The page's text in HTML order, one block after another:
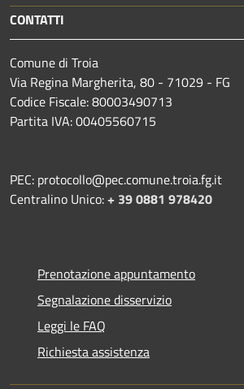
CONTATTI
Comune di Troia
Via Regina Margherita, 80 - 71029 - FG
Codice Fiscale: 80003490713
Partita IVA: 00405560715
PEC: protocollo@pec.comune.troia.fg.it
Centralino Unico:+ 39 0881 978420
Prenotazione appuntamento
Segnalazione disservizio
Leggi le FAQ
Richiesta assistenza